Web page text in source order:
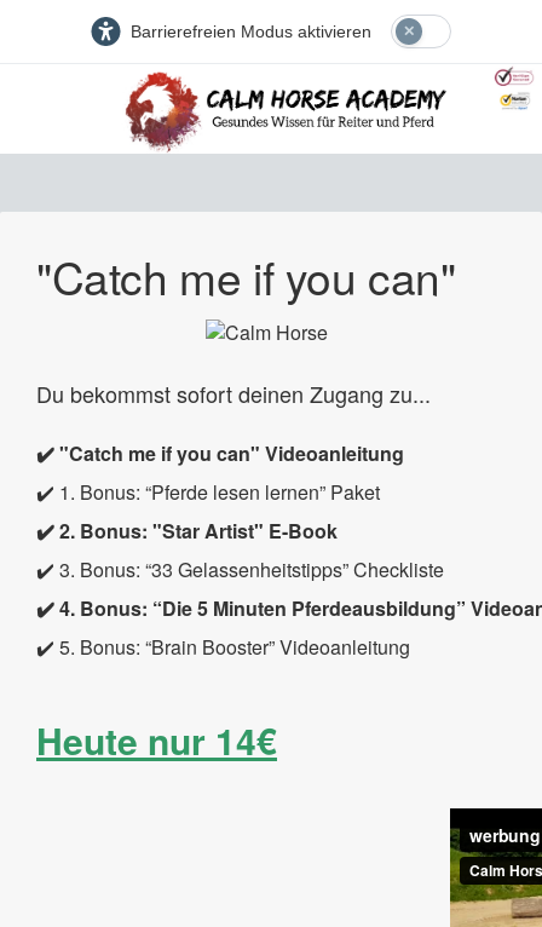
Barrierefreien Modus aktivieren
"Catch me if you can"
Du bekommst sofort deinen Zugang zu...
✔️ "Catch me if you can" Videoanleitung
✔️ 1. Bonus: “Pferde lesen lernen” Paket
✔️ 2. Bonus: "Star Artist" E-Book
✔️ 3. Bonus: “33 Gelassenheitstipps” Checkliste
✔️ 4. Bonus: “Die 5 Minuten Pferdeausbildung”
✔️ 5. Bonus: “Brain Booster” Videoanleitung
Heute nur 14€